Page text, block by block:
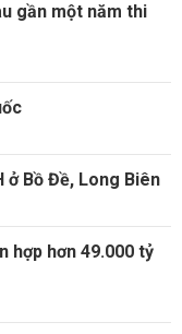
gần một năm thi
ở Bồ Đề, Long Biên
hợp hơn 49.000 tỷ